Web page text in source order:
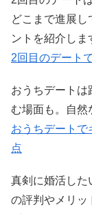
どこまで進展し
ントを紹介しま
2回目のデート
おうちデートは
む場面も。自然
おうちデートで
点
真剣に婚活した
の評判やメリッ